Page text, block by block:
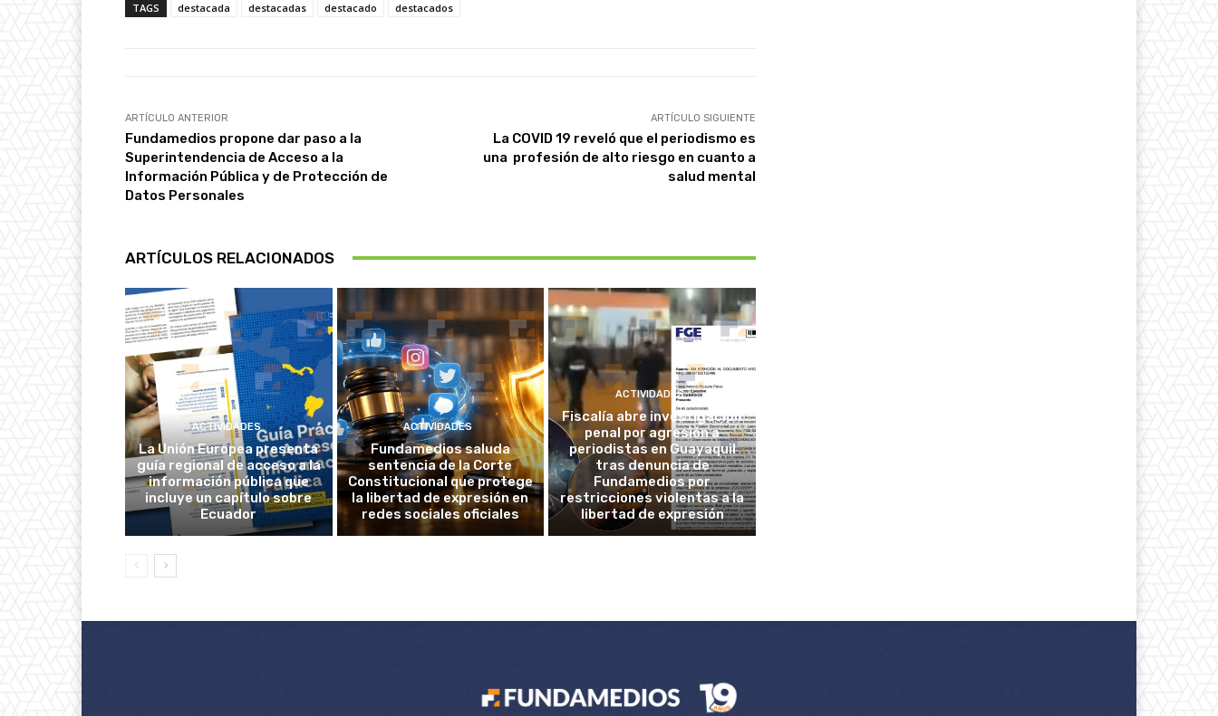
TAGS destacada destacadas destacado destacados
ARTÍCULO ANTERIOR
Fundamedios propone dar paso a la
Superintendencia de Acceso a la
Información Pública y de Protección de
Datos Personales
ARTÍCULO SIGUIENTE
La COVID 19 reveló que el periodismo es
una profesión de alto riesgo en cuanto a
salud mental
ARTÍCULOS RELACIONADOS
ACTIVIDADES
La Unión Europea presenta
guía regional de acceso a la
información pública que
incluye un capítulo sobre
Ecuador
ACTIVIDADES
Fundamedios saluda
sentencia de la Corte
Constitucional que protege
la libertad de expresión en
redes sociales oficiales
ACTIVIDADES
Fiscalía abre investigación
penal por agresión a
periodistas en Guayaquil
tras denuncia de
Fundamedios por
restricciones violentas a la
libertad de expresión